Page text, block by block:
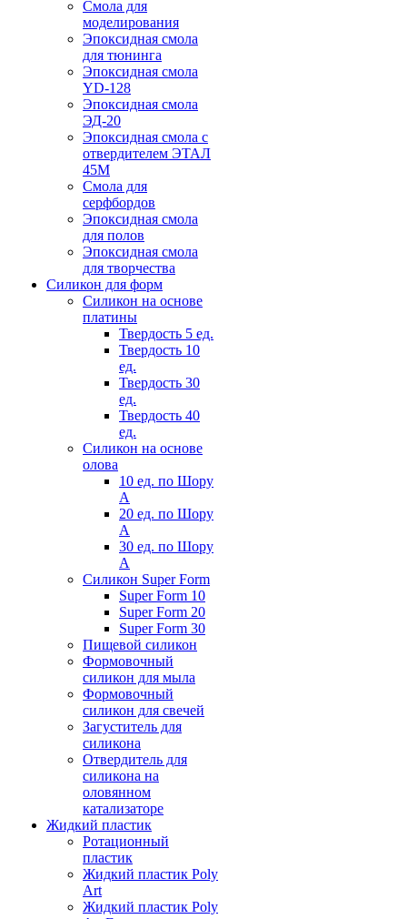
Смола для
моделирования
Эпоксидная смола
для тюнинга
Эпоксидная смола
YD-128
Эпоксидная смола
ЭД-20
Эпоксидная смола с
отвердителем ЭТАЛ
45М
Смола для
серфбордов
Эпоксидная смола
для полов
Эпоксидная смола
для творчества
Силикон для форм
Силикон на основе
платины
Твердость 5 ед.
Твердость 10
ед.
Твердость 30
ед.
Твердость 40
ед.
Силикон на основе
олова
10 ед. по Шору
А
20 ед. по Шору
А
30 ед. по Шору
А
Силикон Super Form
Super Form 10
Super Form 20
Super Form 30
Пищевой силикон
Формовочный
силикон для мыла
Формовочный
силикон для свечей
Загуститель для
силикона
Отвердитель для
силикона на
оловянном
катализаторе
Жидкий пластик
Ротационный
пластик
Жидкий пластик Poly
Art
Жидкий пластик Poly